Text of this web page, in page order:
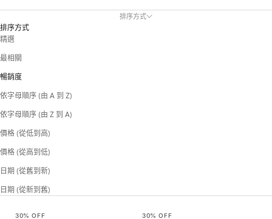
排序方式
排序方式
精選
最相關
暢銷度
依字母順序 (由 A 到 Z)
依字母順序 (由 Z 到 A)
價格 (從低到高)
價格 (從高到低)
日期 (從舊到新)
日期 (從新到舊)
30% OFF 30% OFF